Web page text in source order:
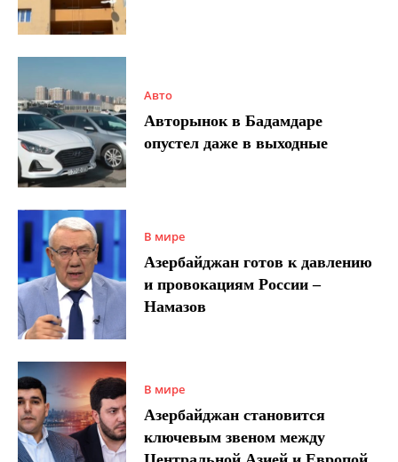
Авто
Авторынок в Бадамдаре
опустел даже в выходные
В мире
Азербайджан готов к давлению
и провокациям России –
Намазов
В мире
Азербайджан становится
ключевым звеном между